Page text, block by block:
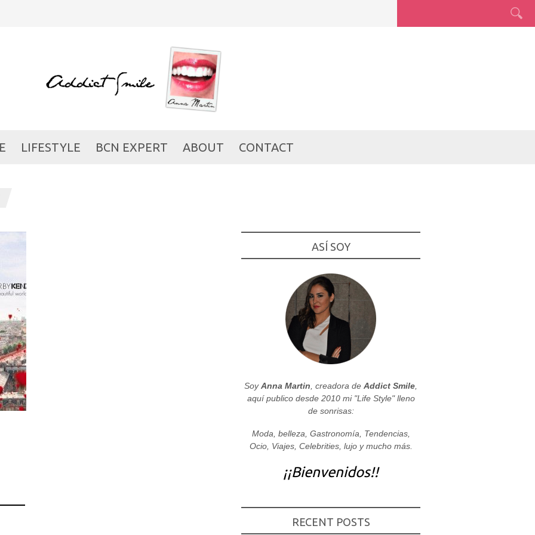
LIFESTYLE BCN EXPERT ABOUT CONTACT
ASÍ SOY
SoyAnna Martin , creadora de Addict Smile
aquí publico desde 2010 mi "Life Style" lleno
de sonrisas:
Moda, belleza, Gastronomía, Tendencias,
Ocio, Viajes, Celebrities, lujo y mucho más.
¡¡Bienvenidos!!
RECENT POSTS